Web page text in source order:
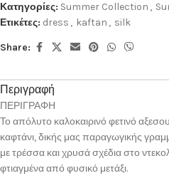
Κατηγορίες: Summer Collection ,
Ετικέτες: dress , kaftan , silk
Share:
Περιγραφή
ΠΕΡΙΓΡΑΦΗ
Το απόλυτο καλοκαιρινό φετινό
καφτάνι, δικής μας παραγωγικής
με τρέσσα και χρυσά σχέδια στο
φτιαγμένα από φυσικό μετάξι.